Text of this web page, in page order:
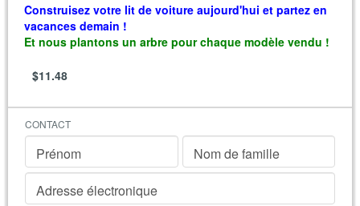
Construisez votre lit de voiture aujourd'hui et partez en
vacances demain !
Et nous plantons un arbre pour chaque modèle vendu !
$11.48
CONTACT
Prénom
Nom de famille
Adresse électronique